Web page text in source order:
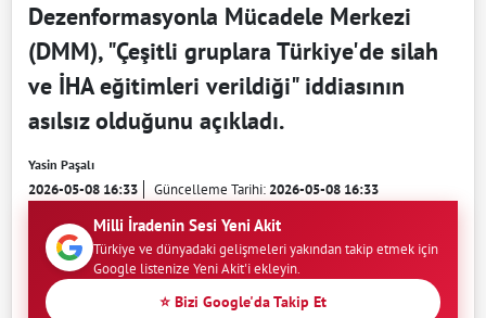
Dezenformasyonla Mücadele Merkezi
(DMM), "Çeşitli gruplara Türkiye'de silah
ve İHA eğitimleri verildiği" iddiasının
asılsız olduğunu açıkladı.
Yasin Paşalı
2026-05-08 16:33 Güncelleme Tarihi:2026-05-08 16:33
Milli İradenin Sesi Yeni Akit
Türkiye ve dünyadaki gelişmeleri yakından takip etmek için
Google listenize Yeni Akit'i ekleyin.
⭐ Bizi Google'da Takip Et